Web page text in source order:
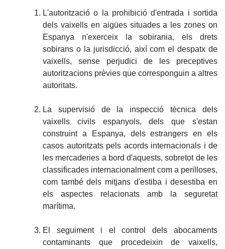
L'autorització o la prohibició d'entrada i sortida
dels vaixells en aigües situades a les zones on
Espanya n'exerceix la sobirania, els drets
sobirans o la jurisdicció, així com el despatx de
vaixells, sense perjudici de les preceptives
autoritzacions prèvies que corresponguin a altres
autoritats.
La supervisió de la inspecció tècnica dels
vaixells civils espanyols, dels que s'estan
construint a Espanya, dels estrangers en els
casos autoritzats pels acords internacionals i de
les mercaderies a bord d'aquests, sobretot de les
classificades internacionalment com a perilloses,
com també dels mitjans d'estiba i desestiba en
els aspectes relacionats amb la seguretat
marítima.
El seguiment i el control dels abocaments
contaminants que procedeixin de vaixells,